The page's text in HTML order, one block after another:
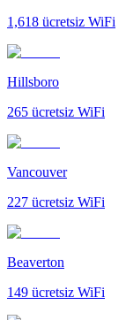
1,618 ücretsiz WiFi
Hillsboro
265 ücretsiz WiFi
Vancouver
227 ücretsiz WiFi
Beaverton
149 ücretsiz WiFi